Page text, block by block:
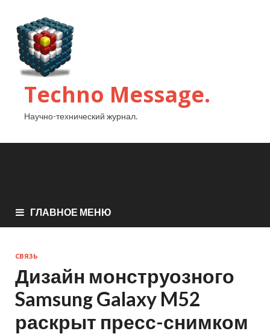
Techno Message.
Научно-технический журнал.
ГЛАВНОЕ МЕНЮ
СВЯЗЬ
Дизайн монструозного
Samsung Galaxy M52
раскрыт пресс-снимком